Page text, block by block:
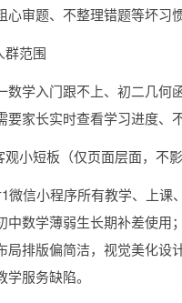
心审题、不整理错题等坏习
群范围
数学入门跟不上、初二几何
要家长实时查看学习进度、
小短板（仅页面层面，不影
微信小程序所有教学、上课
中数学薄弱生长期补差使用
局排版偏简洁，视觉美化设
学服务缺陷。